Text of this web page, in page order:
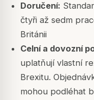
Doručení:
čtyři až sedm
Británii
Celní a dovozní
uplatňují vlastní
Brexitu.
mohou podléhat